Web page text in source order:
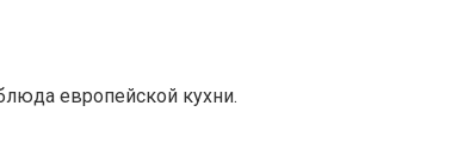
европейской кухни.